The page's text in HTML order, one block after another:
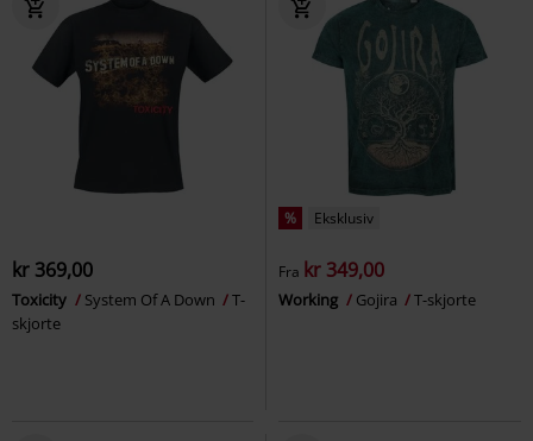
kr 369,00
Toxicity System Of A Down
T-
skjorte
% Eksklusiv
Fra kr 349,00
Working Gojira T-skjorte